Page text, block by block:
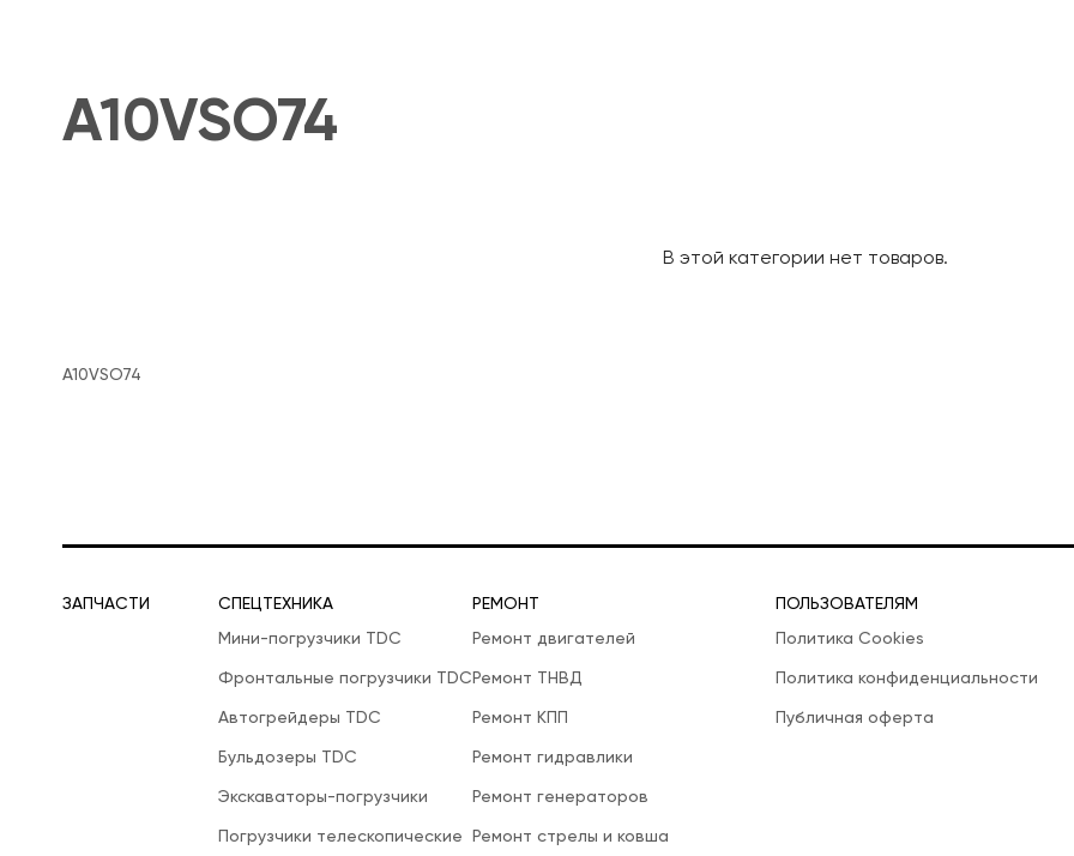
A10VSO74
В этой категории нет товаров.
A10VSO74
ЗАПЧАСТИ
СПЕЦТЕХНИКА
Мини-погрузчики TDC
Фронтальные погрузчики TDC
Автогрейдеры TDC
Бульдозеры TDC
Экскаваторы-погрузчики
Погрузчики телескопические
РЕМОНТ
Ремонт двигателей
Ремонт ТНВД
Ремонт КПП
Ремонт гидравлики
Ремонт генераторов
Ремонт стрелы и ковша
ПОЛЬЗОВАТЕЛЯМ
Политика Cookies
Политика конфиденциальности
Публичная оферта